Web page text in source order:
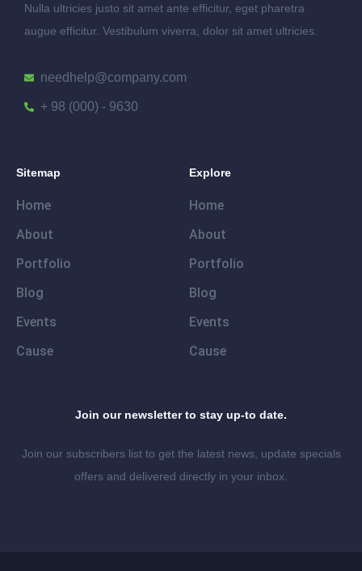
Nulla ultricies justo sit amet ante efficitur, eget pharetra
augue efficitur. Vestibulum viverra, dolor sit amet ultricies.
needhelp@company.com
+ 98 (000) - 9630
Sitemap
Home
About
Portfolio
Blog
Events
Cause
Explore
Home
About
Portfolio
Blog
Events
Cause
Join our newsletter to stay up-to date.
Join our subscribers list to get the latest news, update specials
offers and delivered directly in your inbox.